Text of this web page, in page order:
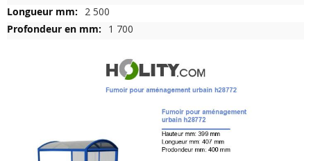
d'infos
2 500
1 700